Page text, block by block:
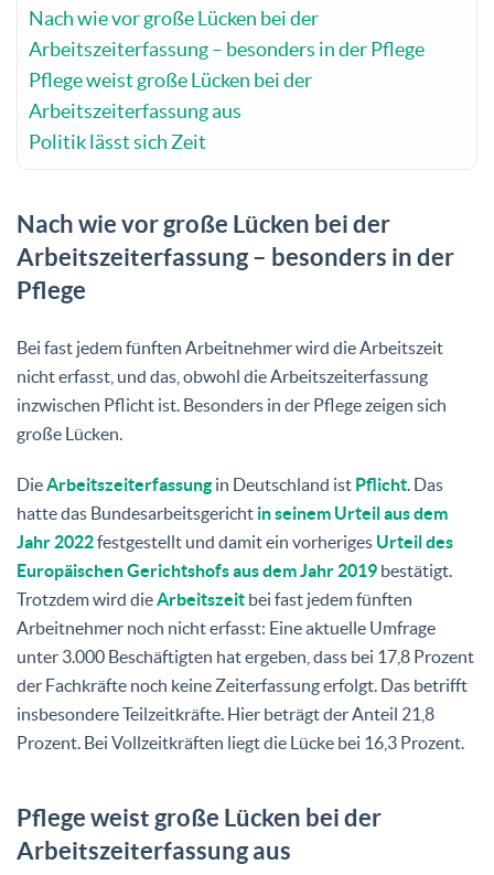
Nach wie vor große Lücken bei der
Arbeitszeiterfassung – besonders in der Pflege
Pflege weist große Lücken bei der
Arbeitszeiterfassung aus
Politik lässt sich Zeit
Nach wie vor große Lücken bei der
Arbeitszeiterfassung – besonders in der
Pflege
Bei fast jedem fünften Arbeitnehmer wird die Arbeitszeit
nicht erfasst, und das, obwohl die Arbeitszeiterfassung
inzwischen Pflicht ist. Besonders in der Pflege zeigen sich
große Lücken.
DieArbeitszeiterfassungin Deutschland ist Pflicht. Das
hatte das Bundesarbeitsgericht in seinem Urteil aus dem
Jahr 2022festgestellt und damit ein vorheriges Urteil des
Europäischen Gerichtshofs aus dem Jahr 2019 bestätigt.
Trotzdem wird dieArbeitszeit bei fast jedem fünften
Arbeitnehmer noch nicht erfasst: Eine aktuelle Umfrage
unter 3.000 Beschäftigten hat ergeben, dass bei 17,8 Prozent
der Fachkräfte noch keine Zeiterfassung erfolgt. Das betrifft
insbesondere Teilzeitkräfte. Hier beträgt der Anteil 21,8
Prozent. Bei Vollzeitkräften liegt die Lücke bei 16,3 Prozent.
Pflege weist große Lücken bei der
Arbeitszeiterfassung aus